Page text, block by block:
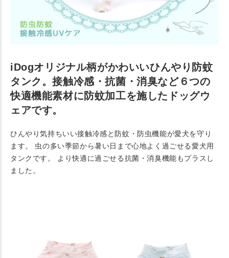
iDogオリジナル柄がかわいいひんやり防蚊
タンク。接触冷感・抗菌・消臭など６つの
快適機能素材に防蚊加工を施したドッグウ
ェアです。
ひんやり気持ちいい接触冷感と防蚊・防虫機能が愛犬を守り
ます。 虫の多い季節から暑い日まで心地よく過ごせる愛犬用
タンクです。 より快適に過ごせる抗菌・消臭機能もプラスし
ました。